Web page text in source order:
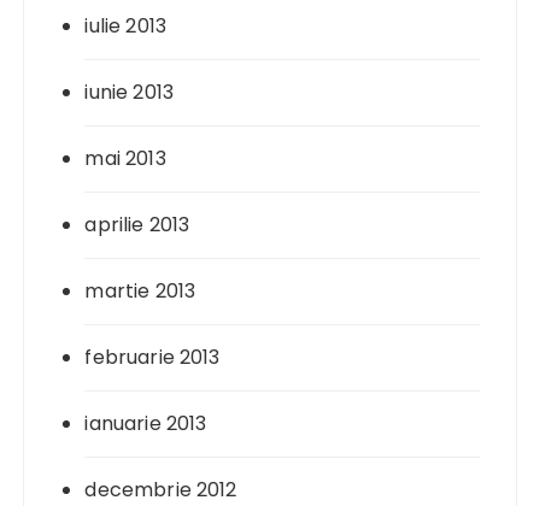
iulie 2013
iunie 2013
mai 2013
aprilie 2013
martie 2013
februarie 2013
ianuarie 2013
decembrie 2012